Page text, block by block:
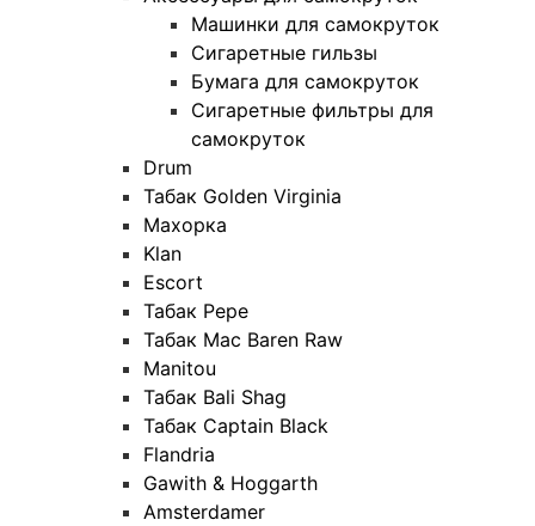
Машинки для самокруток
Сигаретные гильзы
Бумага для самокруток
Сигаретные фильтры для
самокруток
Drum
Табак Golden Virginia
Махорка
Klan
Escort
Табак Pepe
Табак Mac Baren Raw
Manitou
Табак Bali Shag
Табак Captain Black
Flandria
Gawith & Hoggarth
Amsterdamer